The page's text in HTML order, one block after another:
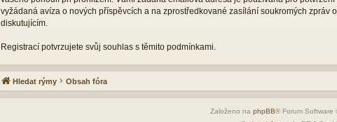
vyžádaná avíza o nových příspěvcích a na zprostředkované zasílání soukromých
diskutujícím.
Registrací potvrzujete svůj souhlas s těmito podmínkami.
Hledat rýmy Obsah fóra
Založeno na phpBB® Forum Software